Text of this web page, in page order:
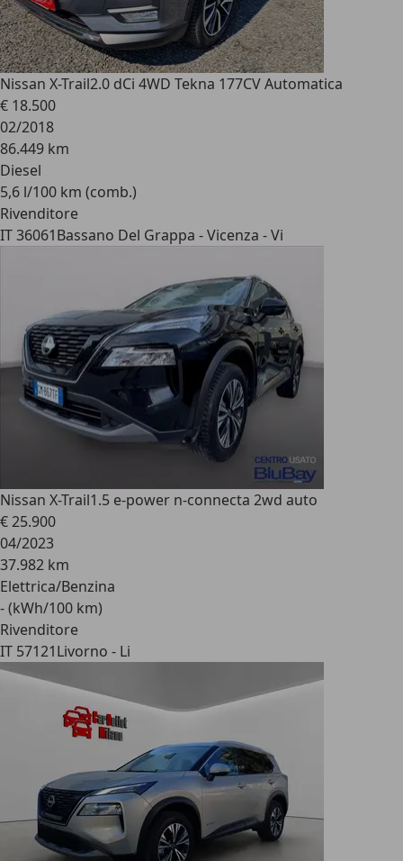
Nissan X-Trail2.0 dCi 4WD Tekna 177CV Automatica
€ 18.500
02/2018
86.449 km
Diesel
5,6 l/100 km (comb.)
Rivenditore
IT 36061Bassano Del Grappa - Vicenza - Vi
Nissan X-Trail1.5 e-power n-connecta 2wd auto
€ 25.900
04/2023
37.982 km
Elettrica/Benzina
- (kWh/100 km)
Rivenditore
IT 57121Livorno - Li